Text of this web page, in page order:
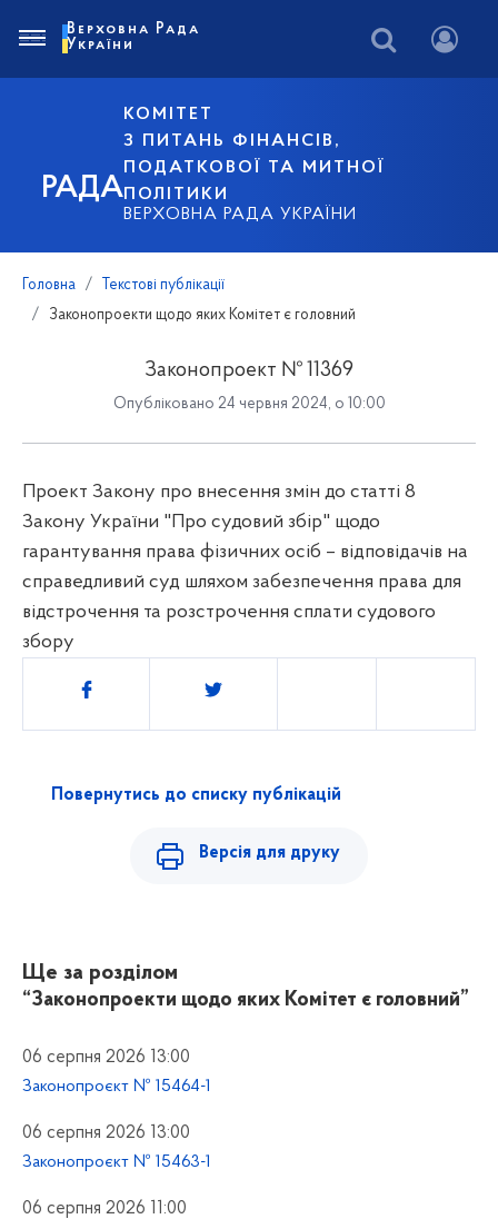
РАДА
КОМІТЕТ
З ПИТАНЬ ФІНАНСІВ,
ПОДАТКОВОЇ ТА МИТНОЇ
ПОЛІТИКИ
ВЕРХОВНА РАДА УКРАЇНИ
Верховна Рада
України
Головна
Текстові публікації
Законопроекти щодо яких Комітет є головний
Законопроект № 11369
Опубліковано 24 червня 2024, о 10:00
Проект Закону про внесення змін до статті 8
Закону України "Про судовий збір" щодо
гарантування права фізичних осіб – відповідачів на
справедливий суд шляхом забезпечення права для
відстрочення та розстрочення сплати судового
збору
Поділитись
Повернутись до списку публікацій
Версія для друку
Ще за розділом
“Законопроекти щодо яких Комітет є головний”
06 серпня 2026 13:00
Законопроєкт № 15464-1
06 серпня 2026 13:00
Законопроєкт № 15463-1
06 серпня 2026 11:00